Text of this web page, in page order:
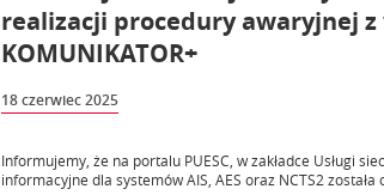
realizacji procedury awaryjnej
KOMUNIKATOR+
18 czerwiec 2025
Informujemy, że na portalu PUESC, w zakładce Usługi
informacyjne dla systemów AIS, AES oraz NCTS2 została